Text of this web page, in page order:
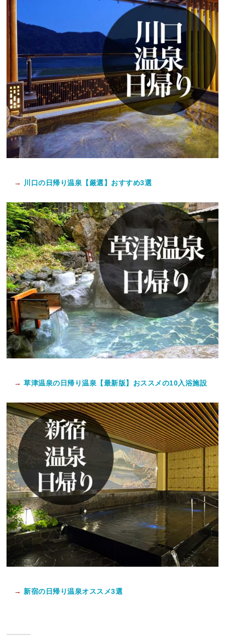
→ 川口の日帰り温泉【厳選】おすすめ3選
→ 草津温泉の日帰り温泉【最新版】おススメの10入浴施設
→ 新宿の日帰り温泉オススメ3選